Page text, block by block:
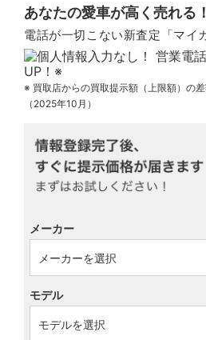
あなたの愛車が高く売れる！
電話が一切こない新査定「マイ
※ 買取店からの買取提示額（上限額）の
（2025年10月）
メーカー
モデル